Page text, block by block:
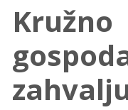
Kružno